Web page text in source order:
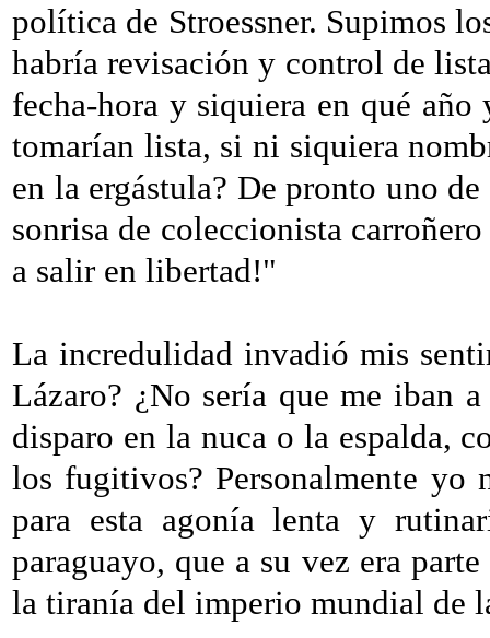
política de Stroessner. Supimos
habría revisación y control de
fecha-hora y siquiera en qué año
tomarían lista, si ni siquiera
en la ergástula? De pronto uno
sonrisa de coleccionista
a salir en libertad!"
La incredulidad invadió mis
Lázaro? ¿No sería que me iban
disparo en la nuca o la espalda,
los fugitivos? Personalmente yo
para esta agonía lenta y
paraguayo, que a su vez era
la tiranía del imperio mundial de